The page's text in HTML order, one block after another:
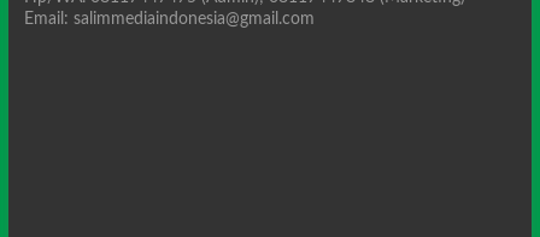
Email: salimmediaindonesia@gmail.com